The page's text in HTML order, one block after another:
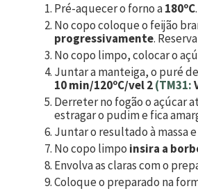
Pré-aquecer o forno a180ºC
No copo coloque o feijão
progressivamente.
No copo limpo, colocar o
Juntar a manteiga, o puré
10 min/120ºC/vel 2(TM31:
Derreter no fogão o açúcar
estragar o pudim e fica
Juntar o resultado à massa
No copo limpo insira a
Envolva as claras com o
Coloque o preparado na